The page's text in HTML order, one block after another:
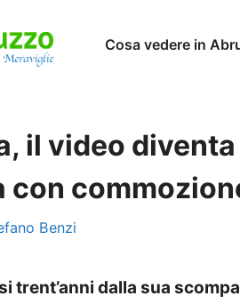
Cosa vedere in
il video
con
Benzi
trent’anni dalla sua